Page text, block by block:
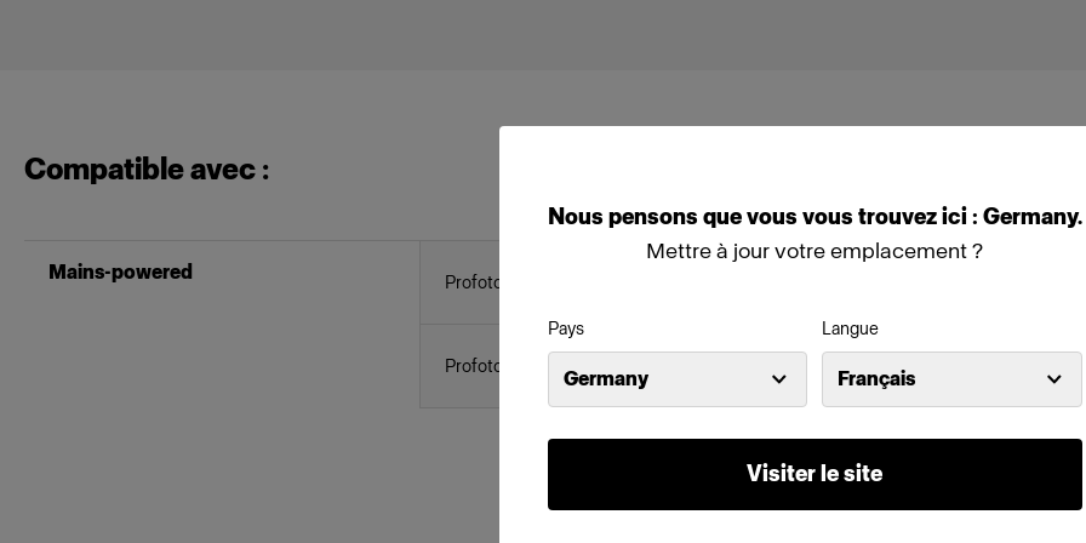
Nous pensons quevous vous trouvezici : Germany.
Mettre à jour votre emplacement ?
Pays
Germany
Langue
Français
Visiter le site
Compatible avec :
Mains-powered Profoto D2
Profoto D1